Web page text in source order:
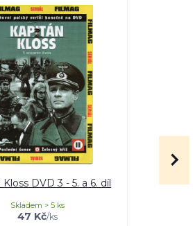
DVD 3 - 5. a 6. díl
47 Kč/ks
Skladem > 5 ks
Kapitán